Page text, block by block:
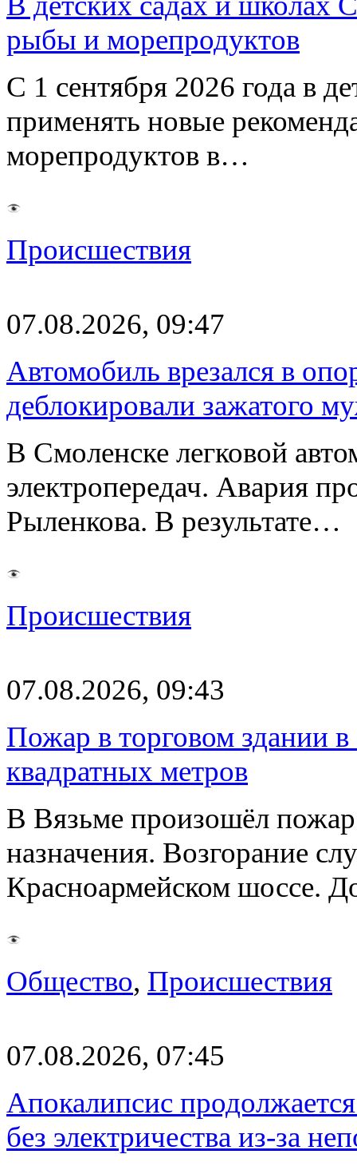
рыбы и морепродуктов
С 1 сентября 2026 года в
применять новые
морепродуктов в…
Происшествия
07.08.2026, 09:47
Автомобиль врезался в
деблокировали зажатого
В Смоленске легковой
электропередач. Авария
Рыленкова. В результате…
Происшествия
07.08.2026, 09:43
Пожар в торговом здании
квадратных метров
В Вязьме произошёл пожар
назначения. Возгорание
Красноармейском шоссе.
Общество, Происшествия
07.08.2026, 07:45
Апокалипсис
без электричества из-за